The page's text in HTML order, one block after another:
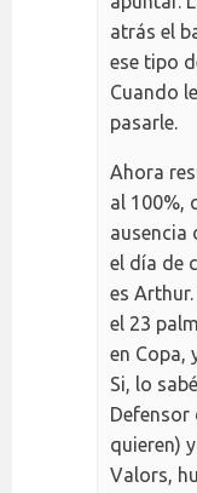
atrás el
ese tipo
Cuando
pasarle.
Ahora
al 100%,
ausencia
el día de
es
el 23
en Copa,
Si, lo
Defensor
quieren)
Valors,